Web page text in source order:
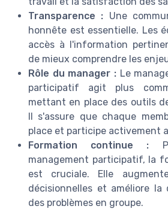
Transparence : Une
honnête est essentielle. Les
accès à l'information
de mieux comprendre les
Rôle du manager :Le
participatif agit plus
mettant en place des outils
Il s'assure que chaque
place et participe activement
Formation continue :
management participatif, la
est cruciale. Elle
décisionnelles et améliore la
des problèmes en groupe.